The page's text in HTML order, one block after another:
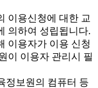
이용신청에 대한 교
의하여 성립됩니다.
이용자가 이용 신청
이 이용자 관리시 필
정보원의 컴퓨터 등